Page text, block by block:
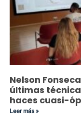
Nelson
últimas
haces cuasi-
Leer más »